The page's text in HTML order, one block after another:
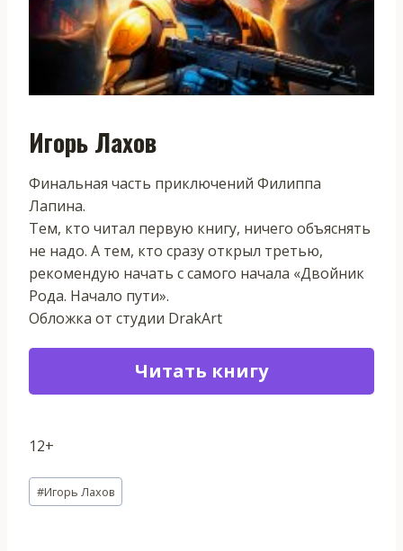
Игорь Лахов
Финальная часть приключений Филиппа
Лапина.
Тем, кто читал первую книгу, ничего объяснять
не надо. А тем, кто сразу открыл третью,
рекомендую начать с самого начала «Двойник
Рода. Начало пути».
Обложка от студии DrakArt
Читать книгу
12+
Метки
записи:
#Игорь Лахов